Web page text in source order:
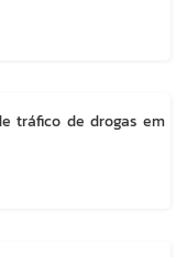
tráfico de drogas em